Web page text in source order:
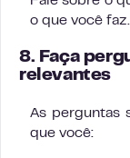
o que você faz.
8. Faça
relevantes
As perguntas
que você: